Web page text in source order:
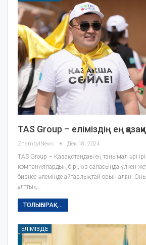
TAS Group – еліміздің ең
ZhambylNews Дек 18, 2024
TAS Group – Қазақстандағы ең танымал әрі
компаниялардың бірі, өз саласында үлкен
бизнес әлемінде айтарлықтай орын алған.
ұлттық…
ТОЛЫҒЫРАҚ...
ЕЛІМІЗДЕ